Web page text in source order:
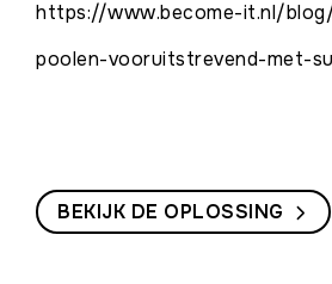
https://www.become-it.nl/
poolen-vooruitstrevend-met-
BEKIJK DE OPLOSSING